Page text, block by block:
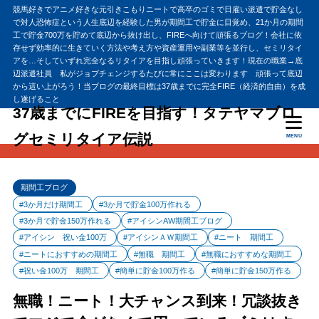
競馬好きでアニメ好きな元引きこもりニートで高卒のゴミで日雇い派遣で貯金なし
で対人恐怖症という人生底辺を経験した男が期間工で貯金に目覚め、21か月の期間
工で貯金700万を貯めて底辺から抜け出し、FIREへ向けて頑張るブログ！会社に依
存せず効率的に生きていく方法や考え方や資産運用や副業等を並行し、セミリタイ
アを…そしていずれ完全なるリタイアを目指し頑張っていきます！現在の職業→底
辺派遣社員 私がジョブチェンジするたびに常にここは変わります 頑張って底辺
から這い上がろう！当ブログの最終目標は37歳までに完全FIRE（経済的自由）を成
し遂げること
37歳までにFIREを目指す！タテヤマブロ
グセミリタイア伝説
MENU
期間工ブログ
#3か月だけ期間工
#3か月で貯金100万作れる
#3か月で貯金150万作れる
#アイシンAW期間工ブログ
#アイシン 祝い金100万
#アイシンＡＷ期間工
#ニート 期間工
#ニートにおすすめの期間工
#無職 期間工
#無職におすすめな期間工
#祝い金100万 期間工
#簡単に貯金100万作る #簡単に貯金150万作る
無職！ニート！大チャンス到来！冗談抜き